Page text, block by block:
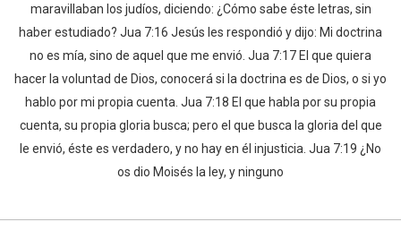
maravillaban los judíos, diciendo: ¿Cómo sabe éste letras, sin
haber estudiado? Jua 7:16 Jesús les respondió y dijo: Mi doctrina
no es mía, sino de aquel que me envió. Jua 7:17 El que quiera
hacer la voluntad de Dios, conocerá si la doctrina es de Dios, o si yo
hablo por mi propia cuenta. Jua 7:18 El que habla por su propia
cuenta, su propia gloria busca; pero el que busca la gloria del que
le envió, éste es verdadero, y no hay en él injusticia. Jua 7:19 ¿No
os dio Moisés la ley, y ninguno